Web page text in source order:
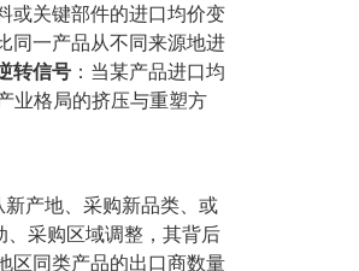
或关键部件的进口均价变
同一产品从不同来源地进
转信号 ​：当某产品进口均
业格局的挤压与重塑方
新产地、采购新品类、或
、采购区域调整，其背后
区同类产品的出口商数量